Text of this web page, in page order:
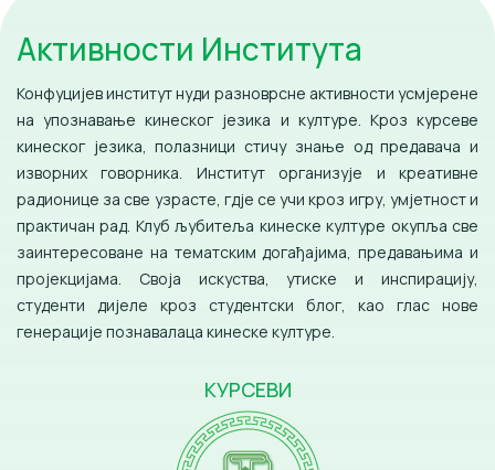
Активности Института
Конфуцијев институт нуди разноврсне активности усмјерене
на упознавање кинеског језика и културе. Кроз курсеве
кинеског језика, полазници стичу знање од предавача и
изворних говорника. Институт организује и креативне
радионице за све узрасте, гдје се учи кроз игру, умјетност и
практичан рад. Клуб љубитеља кинеске културе окупља све
заинтересоване на тематским догађајима, предавањима и
пројекцијама. Своја искуства, утиске и инспирацију,
студенти дијеле кроз студентски блог, као глас нове
генерације познавалаца кинеске културе.
КУРСЕВИ